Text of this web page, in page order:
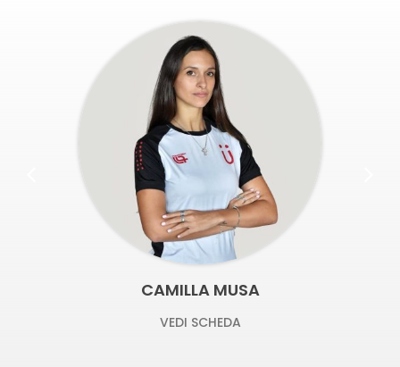
CAMILLA MUSA
VEDI SCHEDA